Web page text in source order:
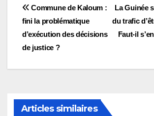
Navigation
de
l’article
La Guinée
du trafic
Faut-il
Commune de Kaloum :
fini la problématique
d’exécution des décisions
de justice ?
Articles similaires